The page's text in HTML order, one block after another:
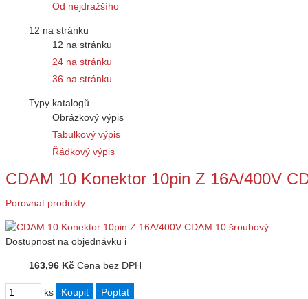
Od nejdražšího
12 na stránku
12 na stránku
24 na stránku
36 na stránku
Typy katalogů
Obrázkový výpis
Tabulkový výpis
Řádkový výpis
CDAM 10 Konektor 10pin Z 16A/400V
Porovnat produkty
Dostupnost na objednávku i
163,96 Kč Cena bez DPH
ks